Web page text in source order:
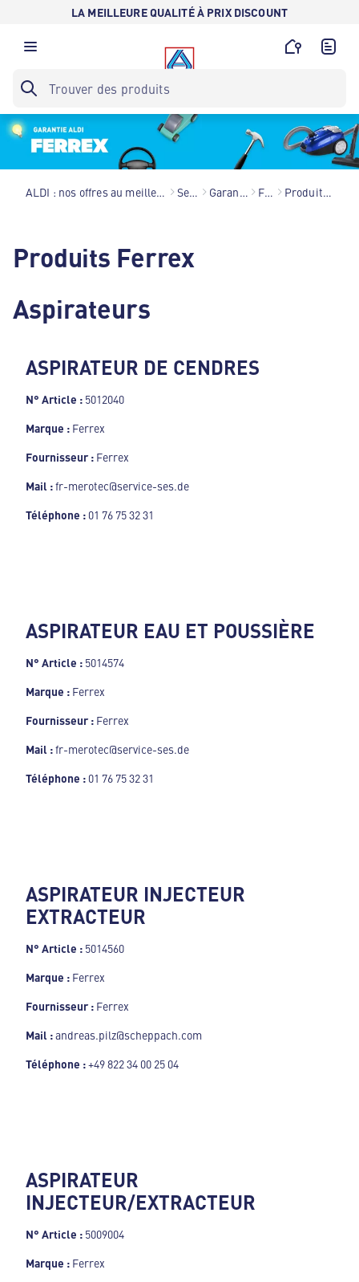
LA MEILLEURE QUALITÉ À PRIX DISCOUNT
ALDI : nos offres au meilleur prix toute l’année ! Services Garantie ALDI Ferrex Produits Ferrex
Produits Ferrex
Aspirateurs
ASPIRATEUR DE CENDRES
N° Article : 5012040
Marque : Ferrex
Fournisseur : Ferrex
Mail :fr-merotec@service-ses.de
Téléphone : 01 76 75 32 31
ASPIRATEUR EAU ET POUSSIÈRE
N° Article : 5014574
Marque : Ferrex
Fournisseur : Ferrex
Mail :fr-merotec@service-ses.de
Téléphone : 01 76 75 32 31
ASPIRATEUR INJECTEUR
EXTRACTEUR
N° Article : 5014560
Marque : Ferrex
Fournisseur : Ferrex
Mail :andreas.pilz@scheppach.com
Téléphone :+49 822 34 00 25 04
ASPIRATEUR
INJECTEUR/EXTRACTEUR
N° Article : 5009004
Marque : Ferrex